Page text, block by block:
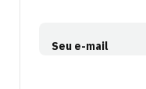
Seu e-mail